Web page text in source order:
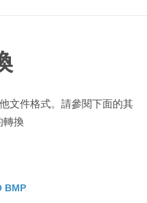
文件格式。請參閱下面的其
轉換
BMP